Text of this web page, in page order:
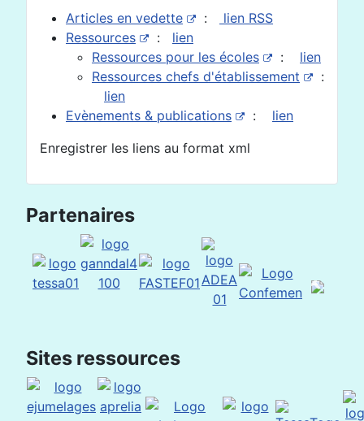
Articles en vedette :
lien RSS
Ressources
: lien
Ressources pour les écoles
: lien
Ressources chefs d'établissement
:
lien
Evènements & publications
: lien
Enregistrer les liens au format xml
Partenaires
Sites ressources